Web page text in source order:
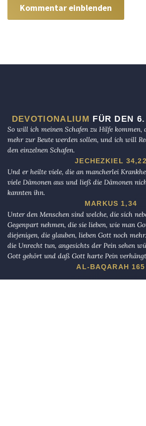
Kommentar einblenden
DEVOTIONALIUM FÜR DEN
So will ich meinen Schafen zu Hilfe
mehr zur Beute werden sollen, und ich will
den einzelnen Schafen.
JECHEZKIEL 34,22
Und er heilte viele, die an mancherlei
viele Dämonen aus und ließ die Dämonen
kannten ihn.
MARKUS 1,34
Unter den Menschen sind welche, die sich
Gegenpart nehmen, die sie lieben, wie man
diejenigen, die glauben, lieben Gott noch
die Unrecht tun, angesichts der Pein sehen
Gott gehört und daß Gott harte Pein
AL-BAQARAH 165